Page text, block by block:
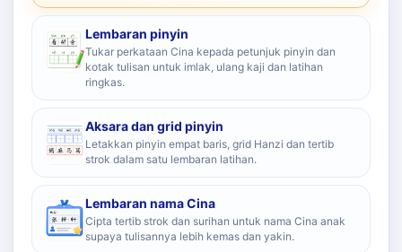
Lembaran pinyin
Tukar perkataan Cina kepada petunjuk pinyin dan
kotak tulisan untuk imlak, ulang kaji dan latihan
ringkas.
Aksara dan grid pinyin
Letakkan pinyin empat baris, grid Hanzi dan tertib
strok dalam satu lembaran latihan.
Lembaran nama Cina
Cipta tertib strok dan surihan untuk nama Cina anak
supaya tulisannya lebih kemas dan yakin.